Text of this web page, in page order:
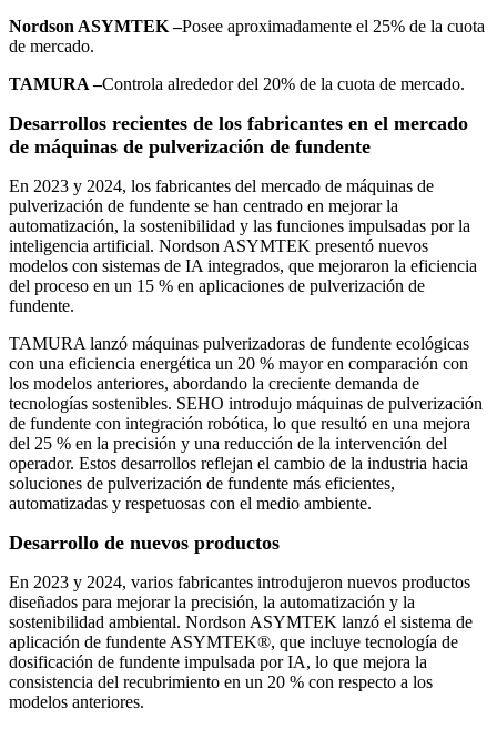
Nordson ASYMTEK –Posee aproximadamente el 25% de la cuota
de mercado.
TAMURA –Controla alrededor del 20% de la cuota de mercado.
Desarrollos recientes de los fabricantes en el mercado
de máquinas de pulverización de fundente
En 2023 y 2024, los fabricantes del mercado de máquinas de
pulverización de fundente se han centrado en mejorar la
automatización, la sostenibilidad y las funciones impulsadas por la
inteligencia artificial. Nordson ASYMTEK presentó nuevos
modelos con sistemas de IA integrados, que mejoraron la eficiencia
del proceso en un 15 % en aplicaciones de pulverización de
fundente.
TAMURA lanzó máquinas pulverizadoras de fundente ecológicas
con una eficiencia energética un 20 % mayor en comparación con
los modelos anteriores, abordando la creciente demanda de
tecnologías sostenibles. SEHO introdujo máquinas de pulverización
de fundente con integración robótica, lo que resultó en una mejora
del 25 % en la precisión y una reducción de la intervención del
operador. Estos desarrollos reflejan el cambio de la industria hacia
soluciones de pulverización de fundente más eficientes,
automatizadas y respetuosas con el medio ambiente.
Desarrollo de nuevos productos
En 2023 y 2024, varios fabricantes introdujeron nuevos productos
diseñados para mejorar la precisión, la automatización y la
sostenibilidad ambiental. Nordson ASYMTEK lanzó el sistema de
aplicación de fundente ASYMTEK®, que incluye tecnología de
dosificación de fundente impulsada por IA, lo que mejora la
consistencia del recubrimiento en un 20 % con respecto a los
modelos anteriores.